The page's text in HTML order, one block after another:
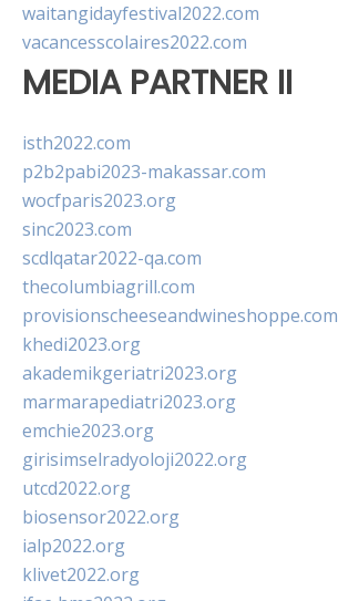
waitangidayfestival2022.com
vacancesscolaires2022.com
MEDIA PARTNER II
isth2022.com
p2b2pabi2023-makassar.com
wocfparis2023.org
sinc2023.com
scdlqatar2022-qa.com
thecolumbiagrill.com
provisionscheeseandwineshoppe.com
khedi2023.org
akademikgeriatri2023.org
marmarapediatri2023.org
emchie2023.org
girisimselradyoloji2022.org
utcd2022.org
biosensor2022.org
ialp2022.org
klivet2022.org